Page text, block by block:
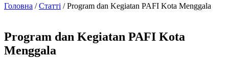
Головна /Статті / Program dan Kegiatan PAFI Kota Menggala
Program dan Kegiatan PAFI Kota
Menggala